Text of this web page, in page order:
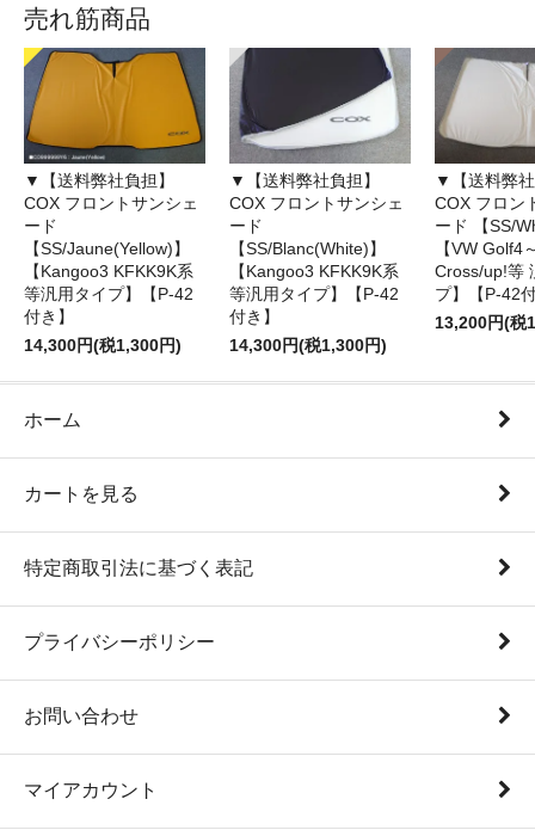
売れ筋商品
▼【送料弊社負担】
COX フロントサンシェ
ード
【SS/Jaune(Yellow)】
【Kangoo3 KFKK9K系
等汎用タイプ】【P-42
付き】
14,300円(税1,300円)
▼【送料弊社負担】
COX フロントサンシェ
ード
【SS/Blanc(White)】
【Kangoo3 KFKK9K系
等汎用タイプ】【P-42
付き】
14,300円(税1,300円)
▼【送料弊
COX フロン
ード 【SS/
【VW Golf4
Cross/up!等
プ】【P-42
13,200円(税
ホーム
カートを見る
特定商取引法に基づく表記
プライバシーポリシー
お問い合わせ
マイアカウント